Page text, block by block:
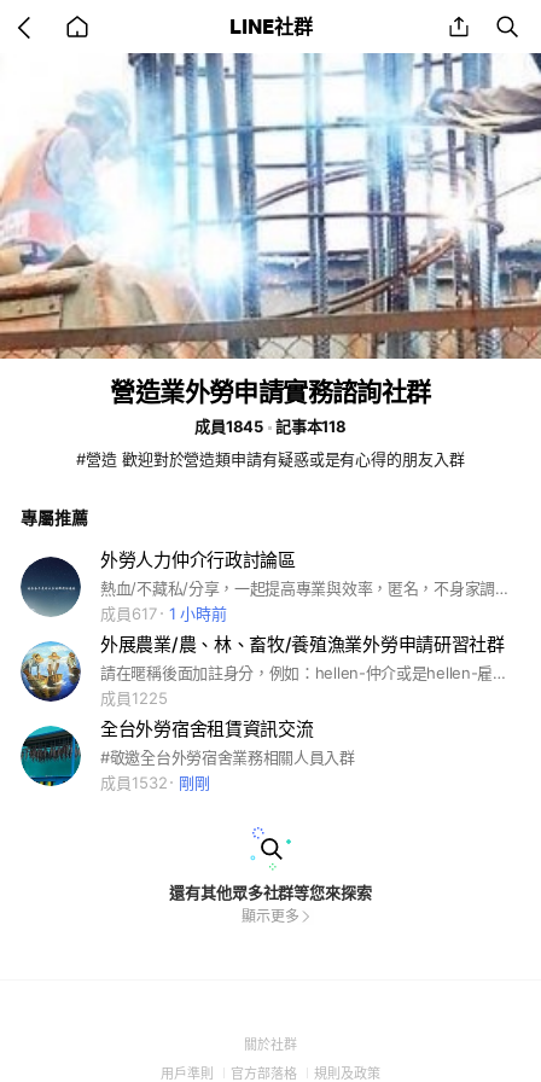
back
home
LINE社群 share
營造業外勞申請實務諮詢社群
成員1845
記事本118
#營造 歡迎對於營造類申請有疑惑或是有心得的朋友入群
專屬推薦
外勞人力仲介行政討論區
熱血/不藏私/分享，一起提高專業與效率，匿名，不身家調查#外勞#人力#仲介#移工
成員617
1 小時前
外展農業/農、林、畜牧/養殖漁業外勞申請研習社群
請在暱稱後面加註身分，例如：hellen-仲介或是hellen-雇主。 外勞仲介業已經進入學習萬花筒的境界，這個社群是農業&畜牧業外勞申請研習的專屬社群社群，以後別迷路跑錯群提問喔！
成員1225
全台外勞宿舍租賃資訊交流
#敬邀全台外勞宿舍業務相關人員入群
成員1532
剛剛
還有其他眾多社群等您來探索
顯示更多
關於社群(Open
用戶準則 (Open
官方部落格 (Open
規則及政策(Open